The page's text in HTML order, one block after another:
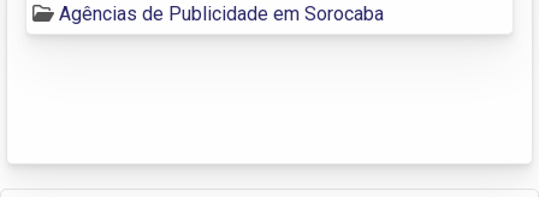
Agências de Publicidade em Sorocaba